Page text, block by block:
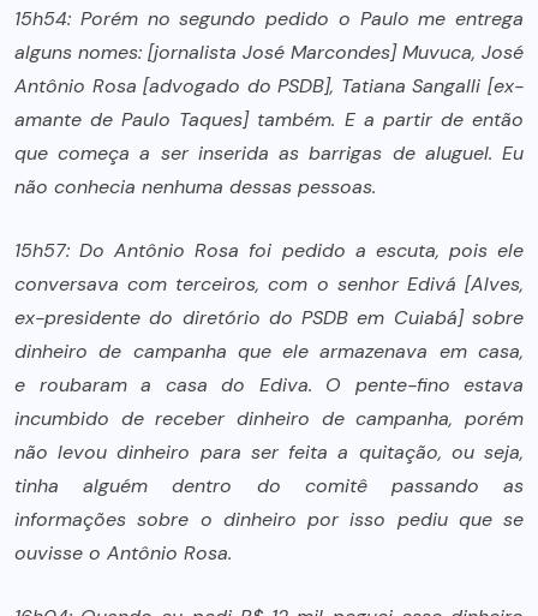
15h54: Porém no segundo pedido o Paulo me entrega
alguns nomes: [jornalista José Marcondes] Muvuca, José
Antônio Rosa [advogado do PSDB], Tatiana Sangalli [ex-
amante de Paulo Taques] também. E a partir de então
que começa a ser inserida as barrigas de aluguel. Eu
não conhecia nenhuma dessas pessoas.
15h57: Do Antônio Rosa foi pedido a escuta, pois ele
conversava com terceiros, com o senhor Edivá [Alves,
ex-presidente do diretório do PSDB em Cuiabá] sobre
dinheiro de campanha que ele armazenava em casa,
e roubaram a casa do Ediva. O pente-fino estava
incumbido de receber dinheiro de campanha, porém
não levou dinheiro para ser feita a quitação, ou seja,
tinha alguém dentro do comitê passando as
informações sobre o dinheiro por isso pediu que se
ouvisse o Antônio Rosa.